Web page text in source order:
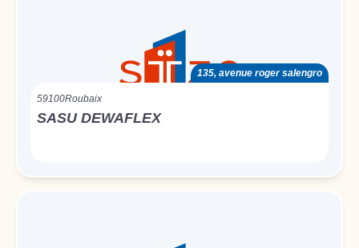
135, avenue roger salengro
59100Roubaix
SASU DEWAFLEX